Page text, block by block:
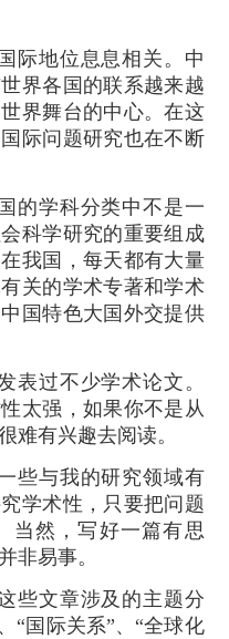
际地位息息相关。中
界各国的联系越来越
界舞台的中心。在这
际问题研究也在不断
的学科分类中不是一
科学研究的重要组成
我国，每天都有大量
关的学术专著和学术
国特色大国外交提供
表过不少学术论文。
太强，如果你不是从
难有兴趣去阅读。
些与我的研究领域有
学术性，只要把问题
当然，写好一篇有思
非易事。
些文章涉及的主题分
“国际关系”、“全球化